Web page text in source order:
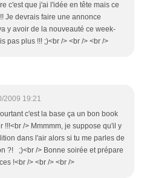
c'est que j'ai l'idée en tête mais ce
Je devrais faire une annonce
y avoir de la nouveauté ce week-
pas plus !!! ;)<br /> <br /> <br />
2009 19:21
c'est la base ça un bon book
!!!<br /> Mmmmm, je suppose qu'il y
dans l'air alors si tu me parles de
?! ;)<br /> Bonne soirée et prépare
!<br /> <br /> <br />